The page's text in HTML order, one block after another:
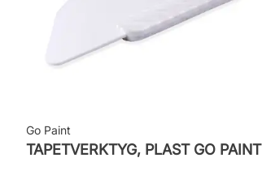
Go Paint
TAPETVERKTYG, PLAST GO PAINT